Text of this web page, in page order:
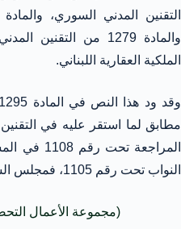
الملكية العقارية اللبناني.
مطابق لما استقر عليه في
المراجعة
النواب تحت رقم 1105، فمجلس الشيوخ تحت رقم 1024
(مجموعة الأعمال التحضيرية 6 ص